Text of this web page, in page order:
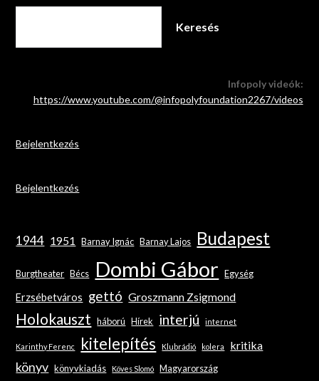
Keresés
Infopoly videók:
https://www.youtube.com/@infopolyfoundation2267/videos
Bejelentkezés
Bejelentkezés
1944 1951 Barnay Ignác Barnay Lajos Budapest
Burgtheater Bécs Dombi Gábor Egység
Erzsébetváros gettó Groszmann Zsigmond
Holokauszt háború Hírek interjú internet
Karinthy Ferenc kitelepítés Klubrádió kolera kritika
könyv könyvkiadás Köves Slomó Magyarország